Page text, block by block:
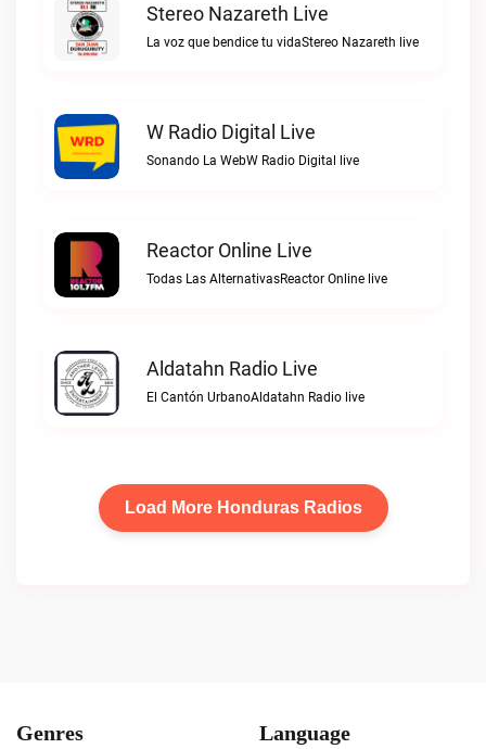
Stereo Nazareth Live
La voz que bendice tu vidaStereo Nazareth live
W Radio Digital Live
Sonando La WebW Radio Digital live
Reactor Online Live
Todas Las AlternativasReactor Online live
Aldatahn Radio Live
El Cantón UrbanoAldatahn Radio live
Load More Honduras Radios
Genres Language